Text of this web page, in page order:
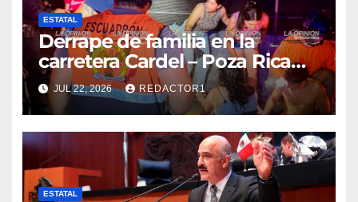
ESTATAL
Derrape de familia en la
carretera Cardel – Poza Rica
reaviva críticas por tardanza
de ambulancia municipal
JUL 22, 2026 REDACTOR1
ESTATAL